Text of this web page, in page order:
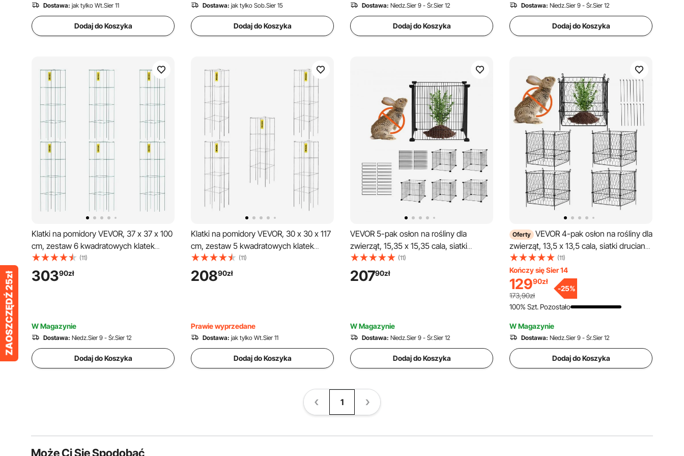
Dostawa: jak tylko Wt.Sier 11
Dodaj do Koszyka
Dostawa: jak tylko Sob.Sier 15
Dodaj do Koszyka
Dostawa: Niedz.Sier 9 - Śr.Sier 12
Dodaj do Koszyka
Dostawa: Niedz.Sier 9 - Śr.Sier 12
Dodaj do Koszyka
Klatki na pomidory VEVOR, 37 x 37 x 100
cm, zestaw 6 kwadratowych klatek
podtrzymujących rośliny, wytrzymałe
zielone wieże na pomidory wykonane
ze stali powlekanej PVC do pnących
(11)
30390zł
W Magazynie
Dostawa: Niedz.Sier 9 - Śr.Sier 12
Dodaj do Koszyka
Klatki na pomidory VEVOR, 30 x 30 x 117
cm, zestaw 5 kwadratowych klatek
podtrzymujących rośliny, wytrzymałe,
stalowe wieże pod pomidory, pokryte
srebrnym PVC, do pnących warzyw,
(11)
20890zł
Prawie wyprzedane
Dostawa: jak tylko Wt.Sier 11
Dodaj do Koszyka
VEVOR 5-pak osłon na rośliny dla
zwierząt, 15,35 x 15,35 cala, siatki
druciane dla kur, klatki na rośliny
ogrodowe, kwiaty i warzywa, chronią
przed królikami, kurami i wiewiórkami,
(11)
20790zł
W Magazynie
Dostawa: Niedz.Sier 9 - Śr.Sier 12
Dodaj do Koszyka
Oferty VEVOR 4-pak osłon na rośliny dla
zwierząt, 13,5 x 13,5 cala, siatki druciane,
klatki na rośliny do użytku na zewnątrz,
kwiaty i warzywa, chronią przed
królikami, kurami i wiewiórkami, 16-
częściowa metalowa siatka
(11)
Kończy się Sier 14
12990zł
173,90zł
-25%
100% Szt. Pozostało
W Magazynie
Dostawa: Niedz.Sier 9 - Śr.Sier 12
Dodaj do Koszyka
1
Może Ci Się Spodobać